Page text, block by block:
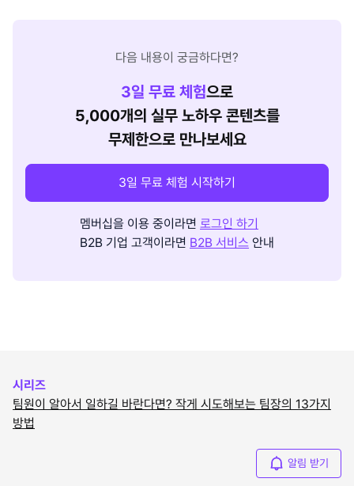
다음 내용이 궁금하다면?
3일 무료 체험으로
5,000개의 실무 노하우 콘텐츠를
무제한으로 만나보세요
3일 무료 체험 시작하기
멤버십을 이용 중이라면 로그인 하기
B2B 기업 고객이라면 B2B 서비스 안내
시리즈
팀원이 알아서 일하길 바란다면? 작게 시도해보는 팀장의 13가지
방법
알림 받기